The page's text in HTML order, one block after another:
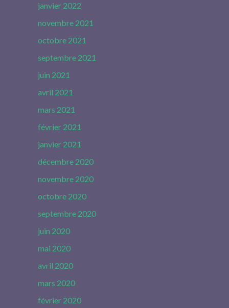
janvier 2022
novembre 2021
octobre 2021
septembre 2021
juin 2021
avril 2021
mars 2021
février 2021
janvier 2021
décembre 2020
novembre 2020
octobre 2020
septembre 2020
juin 2020
mai 2020
avril 2020
mars 2020
février 2020